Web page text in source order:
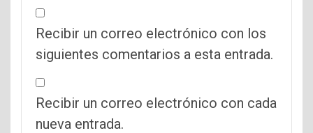
Recibir un correo electrónico con los
siguientes comentarios a esta entrada.
Recibir un correo electrónico con cada
nueva entrada.